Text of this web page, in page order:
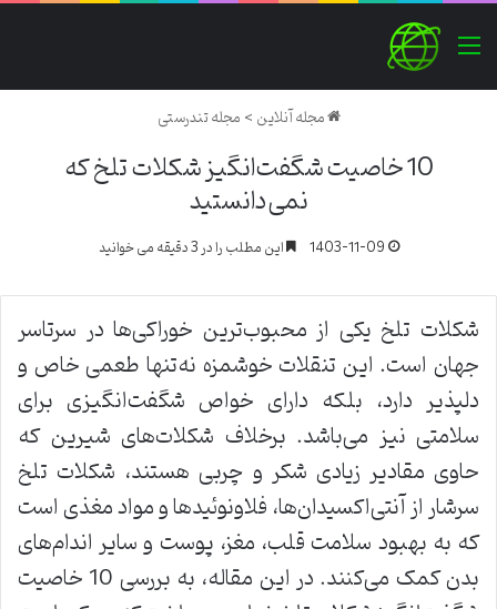
منو
مجله آنلاین>مجله تندرستی
10 خاصیت شگفت‌انگیز شکلات تلخ که
نمی‌دانستید
1403-11-09 این مطلب را در 3 دقیقه می خوانید
شکلات تلخ یکی از محبوب‌ترین خوراکی‌ها در سرتاسر
جهان است. این تنقلات خوشمزه نه‌تنها طعمی خاص و
دلپذیر دارد، بلکه دارای خواص شگفت‌انگیزی برای
سلامتی نیز می‌باشد. برخلاف شکلات‌های شیرین که
حاوی مقادیر زیادی شکر و چربی هستند، شکلات تلخ
سرشار از آنتی‌اکسیدان‌ها، فلاونوئیدها و مواد مغذی است
که به بهبود سلامت قلب، مغز، پوست و سایر اندام‌های
بدن کمک می‌کنند. در این مقاله، به بررسی 10 خاصیت